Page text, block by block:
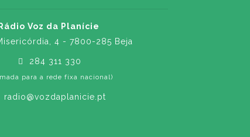
Rádio Voz da Planície
4 - 7800-285 Beja
284 311 330
para a rede fixa nacional)
radio@vozdaplanicie.pt